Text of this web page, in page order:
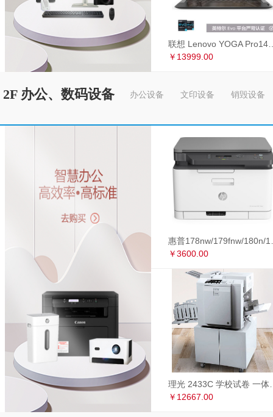
￥13999.00
2F 办公、数码设备 办公设备 文印设备 销毁设备
￥3600.00
￥12667.00